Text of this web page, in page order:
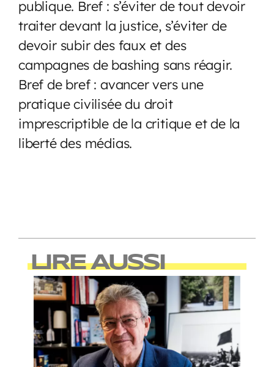
publique. Bref : s’éviter de tout devoir
traiter devant la justice, s’éviter de
devoir subir des faux et des
campagnes de bashing sans réagir.
Bref de bref : avancer vers une
pratique civilisée du droit
imprescriptible de la critique et de la
liberté des médias.
LIRE AUSSI